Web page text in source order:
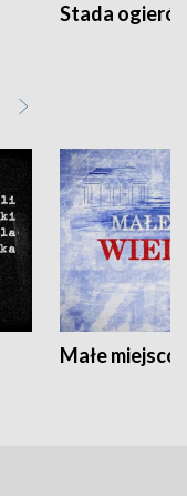
Stada
Małe